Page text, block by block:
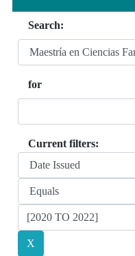
Search:
for
Current filters: